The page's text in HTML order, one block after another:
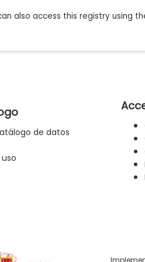
also access this registry using
de datos